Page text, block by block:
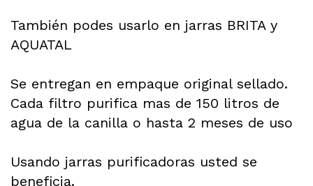
También podes usarlo en jarras BRITA y
AQUATAL
Se entregan en empaque original sellado.
Cada filtro purifica mas de 150 litros de
agua de la canilla o hasta 2 meses de uso
Usando jarras purificadoras usted se
beneficia.